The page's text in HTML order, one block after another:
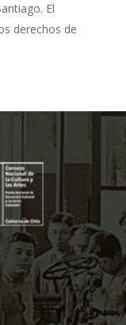
El
derechos de